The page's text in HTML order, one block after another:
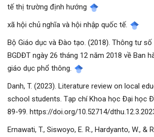
tế thị trường định hướng
xã hội chủ nghĩa và hội nhập quốc tế.
Bộ Giáo dục và Đào tạo. (2018). Thông tư
BGDĐT ngày 26 tháng 12 năm 2018 về Ban
giáo dục phổ thông.
Danh, T. (2023). Literature review on local
school students. Tạp chí Khoa học Đại học
89-99. https://doi.org/10.52714/
Ernawati, T., Siswoyo, E. R., Hardyanto, W., &